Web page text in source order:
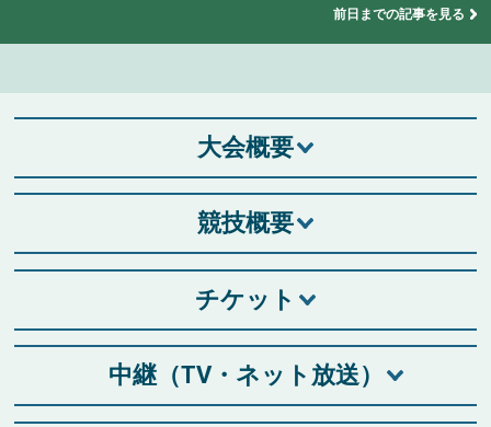
前日までの記事を見る
大会概要
競技概要
チケット
中継（TV・ネット放送）